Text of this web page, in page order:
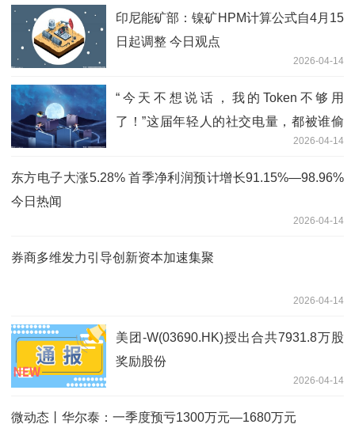
印尼能矿部：镍矿HPM计算公式自4月15
日起调整 今日观点
2026-04-14
“今天不想说话，我的Token不够用
了！”这届年轻人的社交电量，都被谁偷
2026-04-14
东方电子大涨5.28% 首季净利润预计增长91.15%—98.96%
今日热闻
2026-04-14
券商多维发力引导创新资本加速集聚
2026-04-14
美团-W(03690.HK)授出合共7931.8万股
奖励股份
2026-04-14
微动态丨华尔泰：一季度预亏1300万元—1680万元